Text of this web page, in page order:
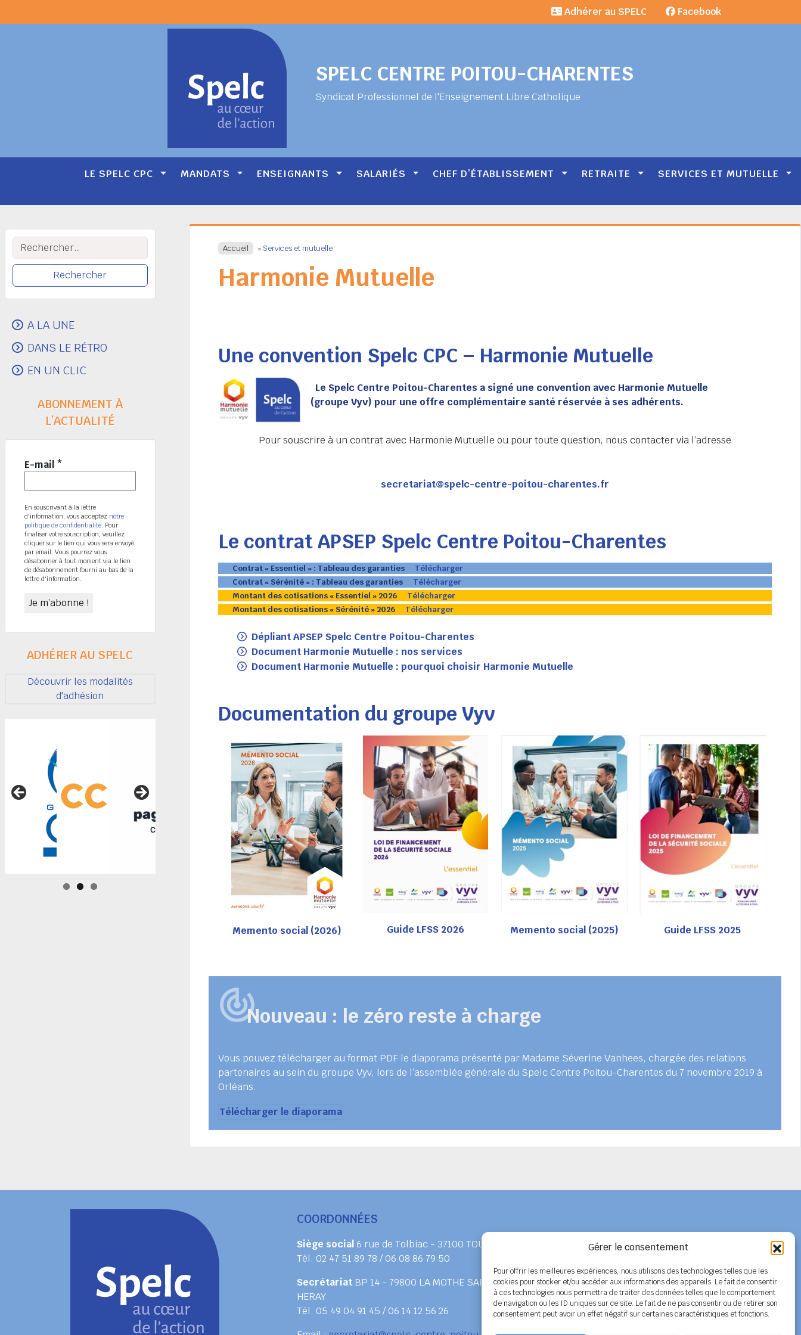
Gérer le consentement
Pour offrir les meilleures expériences, nous utilisons des technologies telles que les
cookies pour stocker et/ou accéder aux informations des appareils. Le fait de consentir
à ces technologies nous permettra de traiter des données telles que le comportement
de navigation ou les ID uniques sur ce site. Le fait de ne pas consentir ou de retirer son
consentement peut avoir un effet négatif sur certaines caractéristiques et fonctions.
SPELC CENTRE POITOU-CHARENTES
Syndicat Professionnel de l'Enseignement Libre Catholique
Adhérer au SPELC Facebook
LE SPELC CPC MANDATS ENSEIGNANTS SALARIÉS CHEF D’ÉTABLISSEMENT RETRAITE SERVICES ET MUTUELLE
Accueil » Services et mutuelle
Harmonie Mutuelle
Une convention Spelc CPC – Harmonie Mutuelle
Le Spelc Centre Poitou-Charentes a signé une convention avec Harmonie Mutuelle
(groupe Vyv) pour une offre complémentaire santé réservée à ses adhérents.
Pour souscrire à un contrat avec Harmonie Mutuelle ou pour toute question, nous contacter via l’adresse
secretariat@spelc-centre-poitou-charentes.fr
Le contrat APSEP Spelc Centre Poitou-Charentes
Contrat « Essentiel » : Tableau des garanties
Télécharger
Contrat « Sérénité » : Tableau des garanties
Télécharger
Montant des cotisations « Essentiel » 2026
Télécharger
Montant des cotisations « Sérénité » 2026
Télécharger
Dépliant APSEP Spelc Centre Poitou-Charentes
Document Harmonie Mutuelle : nos services
Document Harmonie Mutuelle : pourquoi choisir Harmonie Mutuelle
Documentation du groupe Vyv
Memento social (2026) Guide LFSS 2026 Memento social (2025) Guide LFSS 2025
Nouveau : le zéro reste à charge
Vous pouvez télécharger au format PDF le diaporama présenté par Madame Séverine Vanhees, chargée des relations
partenaires au sein du groupe Vyv, lors de l’assemblée générale du Spelc Centre Poitou-Charentes du 7 novembre 2019 à
Orléans.
Télécharger le diaporama
Rechercher :
A LA UNE
DANS LE RÉTRO
EN UN CLIC
ABONNEMENT À
L’ACTUALITÉ
E-mail *
En souscrivant à la lettre
d'information, vous acceptez notre
politique de confidentialité . Pour
finaliser votre souscription, veuillez
cliquer sur le lien qui vous sera envoyé
par email. Vous pourrez vous
désabonner à tout moment via le lien
de désabonnement fourni au bas de la
lettre d'information.
ADHÉRER AU SPELC
Découvrir les modalités
d'adhésion
COORDONNÉES
Siège social 6 rue de Tolbiac - 37100 TOURS
Tél. 02 47 51 89 78 / 06 08 86 79 50
SecrétariatBP 14 - 79800 LA MOTHE SAINT
HERAY
Tél. 05 49 04 91 45 / 06 14 12 56 26
Adhérer au SPELC
Facebook
Nos articles